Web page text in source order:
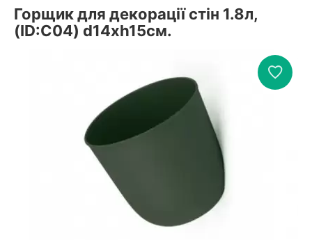
Горщик для декорації стін 1.8л,
(ID:C04) d14хh15см.